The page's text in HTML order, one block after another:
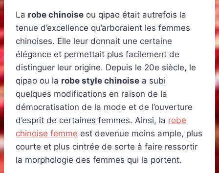
La robe chinoise ou qipao était autrefois la
tenue d’excellence qu’arboraient les femmes
chinoises. Elle leur donnait une certaine
élégance et permettait plus facilement de
distinguer leur origine. Depuis le 20e siècle, le
qipao ou la robe style chinoise a subi
quelques modifications en raison de la
démocratisation de la mode et de l’ouverture
d’esprit de certaines femmes. Ainsi, la robe
chinoise femme est devenue moins ample, plus
courte et plus cintrée de sorte à faire ressortir
la morphologie des femmes qui la portent.